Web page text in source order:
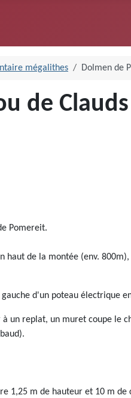
mégalithes Dolmen de
de
Pomereit.
haut de la montée (env.
d'un poteau électrique
un replat, un muret coupe le
1,25 m de hauteur et 10 m